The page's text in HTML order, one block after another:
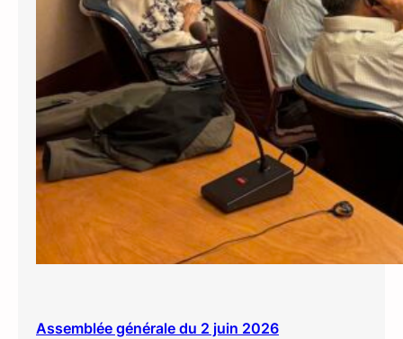
Assemblée générale du 2 juin 2026